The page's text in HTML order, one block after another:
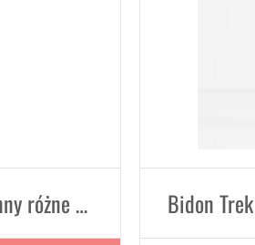
Koszyk na bidon Trek lewostronny różne kolory eco friendly